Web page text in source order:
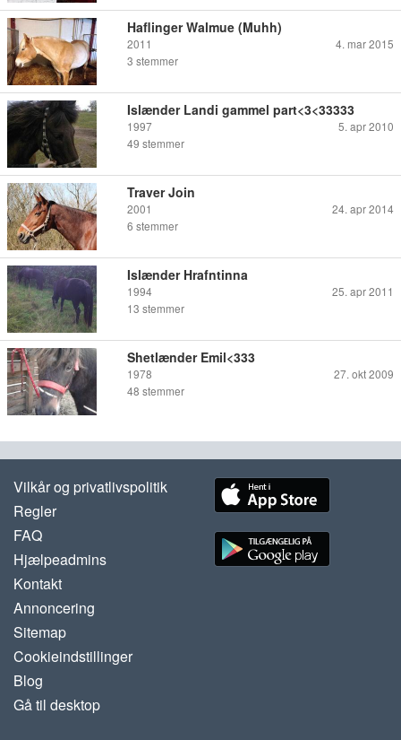
Haflinger Walmue (Muhh)
2011
4. mar 2015
3 stemmer
Islænder Landi gammel part<3<33333
1997
5. apr 2010
49 stemmer
Traver Join
2001
24. apr 2014
6 stemmer
Islænder Hrafntinna
1994
25. apr 2011
13 stemmer
Shetlænder Emil<333
1978
27. okt 2009
48 stemmer
Vilkår og privatlivspolitik
Regler
FAQ
Hjælpeadmins
Kontakt
Annoncering
Sitemap
Cookieindstillinger
Blog
Gå til desktop